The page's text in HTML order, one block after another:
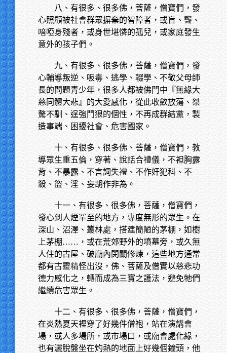
八、有很多、很多佛，菩薩，僧寶們，發
心照顧被社會群眾摒棄的智障者，或盲、聾、
喑啞身殘者，或身世堪憐的孤兒，或家庭發生
意外的孩子們。
九、有很多、很多佛，菩薩，僧寶們，發
心輔導叛逆、吸毒、逃學、輟學、不敬父母師
長的問題青少年，很多人都被佛門中『無緣大
慈同體大悲』的大愛感化，從此收斂放蕩、桀
驁不馴、逞強鬥狠的個性，不再成群結黨，製
造事端、困擾社會、危害國家。
十、有很多、很多佛、菩薩，僧寶們，教
導眾生重五倫，穿著、說話合禮儀，不袒胸露
背、不暴露、不言詞失禮、不作奸犯科、不
殺、盜、淫、妄胡作非為。
十一、有很多、很多佛，菩薩，僧寶們，
發心到人煙罕至的地方，專度無形的眾生。在
深山、沼澤、叢林處，搭建簡陋的茅棚，如樹
上茅棚……，或在荒郊野外的墳墓旁，或久無
人住的古屋、破廟內閉關修煉，這些地方通常
都有古靈精怪出沒，佛、菩薩及僧實以慈悲功
德力感化之，轉而成為三寶之護法，避免牠們
繼續危害眾生。
十二、有很多、很多佛，菩薩，僧寶們，
在炎熱夏天裡穿了好幾件僧袍，站在演講會
場，或人多場所，或市場口，或廟會處化緣，
也有灑脫盤坐在灼熱的地面上好幾個鐘頭，他